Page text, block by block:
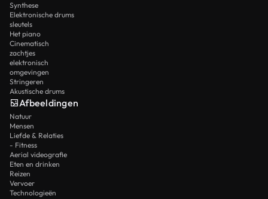
Synthese
Elektronische drums
sleutels
Het piano
Cinematisch
zachtjes
elektronisch
omgevingen
Stringeren
Akustische drums
Afbeeldingen
Natuur
Mensen
Liefde & Relaties
- Fitness
Aerial videografie
Eten en drinken
Reizen
Vervoer
Technologieën